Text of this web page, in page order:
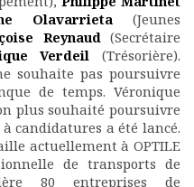
Olavarrieta (Jeunes
Reynaud (Secrétaire
Verdeil(Trésorière).
souhaite pas poursuivre
de temps. Véronique
plus souhaité poursuivre
candidatures a été lancé.
actuellement à OPTILE
de transports de
80 entreprises de